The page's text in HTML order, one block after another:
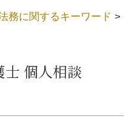
務に関するキーワード >
個人相談